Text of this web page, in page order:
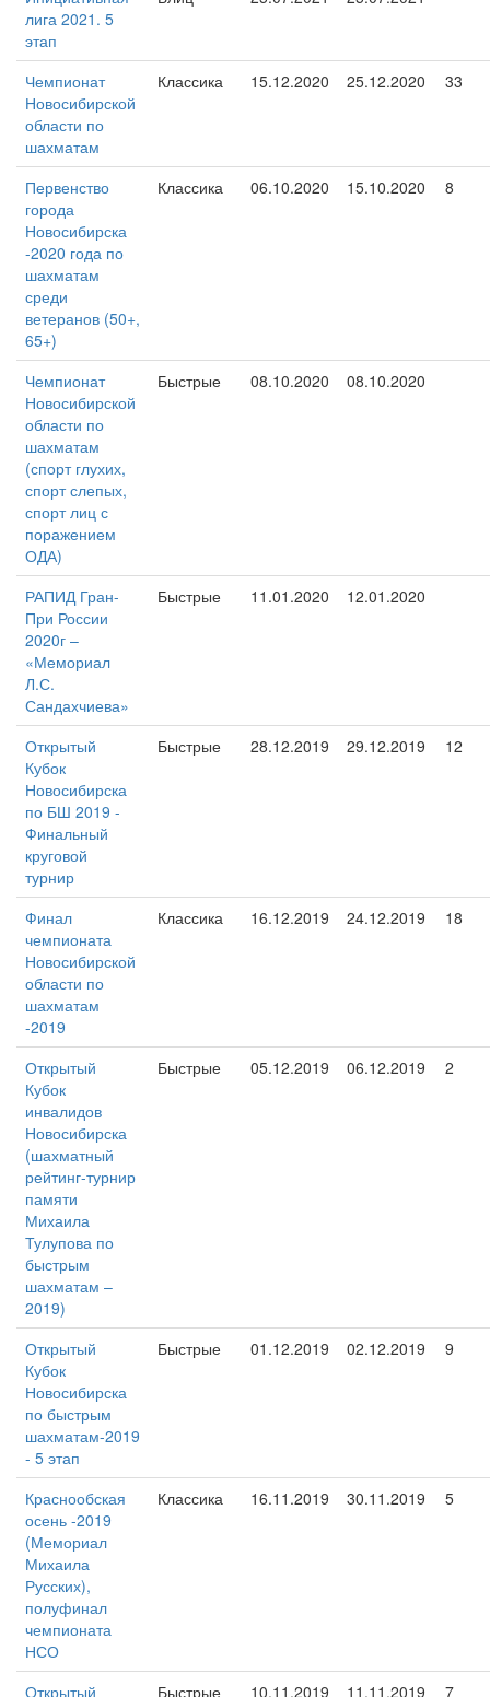
лига 2021. 5
этап
Чемпионат
Новосибирской
области по
шахматам
Классика 15.12.2020 25.12.2020 33
Первенство
города
Новосибирска
-2020 года по
шахматам
среди
ветеранов (50+,
65+)
Классика 06.10.2020 15.10.2020 8
Чемпионат
Новосибирской
области по
шахматам
(спорт глухих,
спорт слепых,
спорт лиц с
поражением
ОДА)
Быстрые 08.10.2020 08.10.2020
РАПИД Гран-
При России
2020г –
«Мемориал
Л.С.
Сандахчиева»
Быстрые 11.01.2020 12.01.2020
Открытый
Кубок
Новосибирска
по БШ 2019 -
Финальный
круговой
турнир
Быстрые 28.12.2019 29.12.2019 12
Финал
чемпионата
Новосибирской
области по
шахматам
-2019
Классика 16.12.2019 24.12.2019 18
Открытый
Кубок
инвалидов
Новосибирска
(шахматный
рейтинг-турнир
памяти
Михаила
Тулупова по
быстрым
шахматам –
2019)
Быстрые 05.12.2019 06.12.2019 2
Открытый
Кубок
Новосибирска
по быстрым
шахматам-2019
- 5 этап
Быстрые 01.12.2019 02.12.2019 9
Краснообская
осень -2019
(Мемориал
Михаила
Русских),
полуфинал
чемпионата
НСО
Классика 16.11.2019 30.11.2019 5
Открытый
Быстрые 10.11.2019 11.11.2019 7